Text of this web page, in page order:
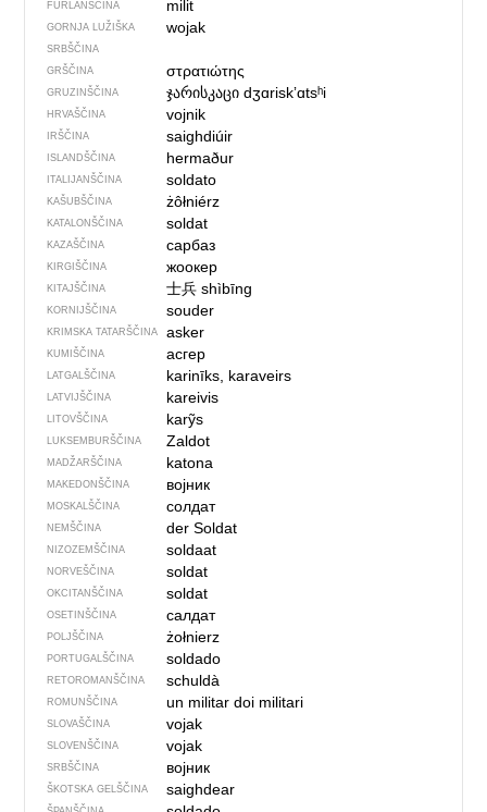
FURLANŠČINA milit
GORNJA LUŽIŠKA
SRBŠČINA
wojak
GRŠČINA στρατιώτης
GRUZINŠČINA ჯარისკაციdʒɑriskʼɑtsʰi
HRVAŠČINA vojnik
IRŠČINA saighdiúir
ISLANDŠČINA hermaður
ITALIJANŠČINA soldato
KAŠUBŠČINA żôłniérz
KATALONŠČINA soldat
KAZAŠČINA сарбаз
KIRGIŠČINA жоокер
KITAJŠČINA 士兵shìbīng
KORNIJŠČINA souder
KRIMSKA TATARŠČINA asker
KUMIŠČINA асгер
LATGALŠČINA karinīks, karaveirs
LATVIJŠČINA kareivis
LITOVŠČINA karỹs
LUKSEMBURŠČINA Zaldot
MADŽARŠČINA katona
MAKEDONŠČINA војник
MOSKALŠČINA солдат
NEMŠČINA der Soldat
NIZOZEMŠČINA soldaat
NORVEŠČINA soldat
OKCITANŠČINA soldat
OSETINŠČINA салдат
POLJŠČINA żołnierz
PORTUGALŠČINA soldado
RETOROMANŠČINA schuldà
ROMUNŠČINA un militardoi militari
SLOVAŠČINA vojak
SLOVENŠČINA vojak
SRBŠČINA војник
ŠKOTSKA GELŠČINA saighdear